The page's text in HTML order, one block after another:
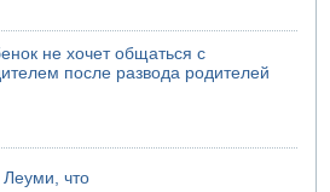
Израиль в вопросе Ливана
сексшоп в Холоне
не хочет общаться с
после развода родителей
Леуми, что